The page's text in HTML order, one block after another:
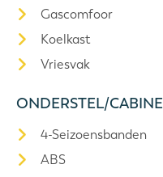
Gascomfoor
Koelkast
Vriesvak
ONDERSTEL/CABINE
4-Seizoensbanden
ABS